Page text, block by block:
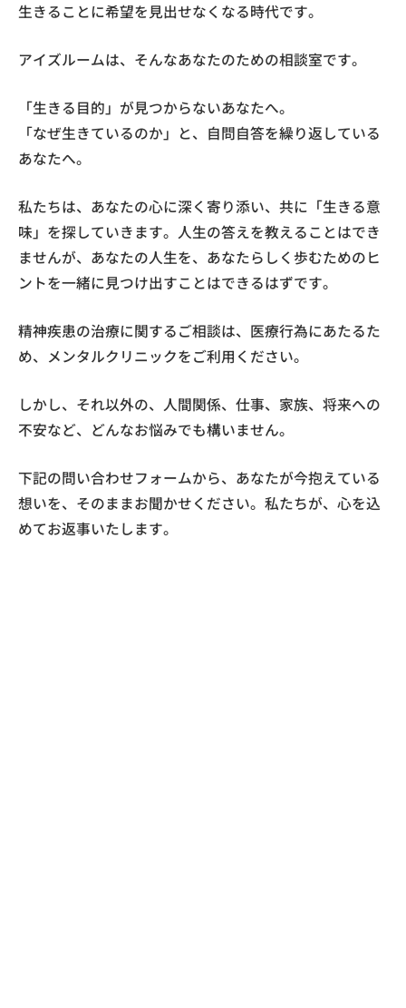
生きることに希望を見出せなくなる時代です。
アイズルームは、そんなあなたのための相談室です。
「生きる目的」が見つからないあなたへ。
「なぜ生きているのか」と、自問自答を繰り返している
あなたへ。
私たちは、あなたの心に深く寄り添い、共に「生きる意
味」を探していきます。人生の答えを教えることはでき
ませんが、あなたの人生を、あなたらしく歩むためのヒ
ントを一緒に見つけ出すことはできるはずです。
精神疾患の治療に関するご相談は、医療行為にあたるた
め、メンタルクリニックをご利用ください。
しかし、それ以外の、人間関係、仕事、家族、将来への
不安など、どんなお悩みでも構いません。
下記の問い合わせフォームから、あなたが今抱えている
想いを、そのままお聞かせください。私たちが、心を込
めてお返事いたします。